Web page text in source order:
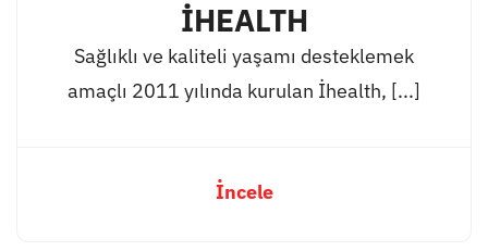
İHEALTH
Sağlıklı ve kaliteli yaşamı desteklemek
amaçlı 2011 yılında kurulan İhealth, [...]
İncele